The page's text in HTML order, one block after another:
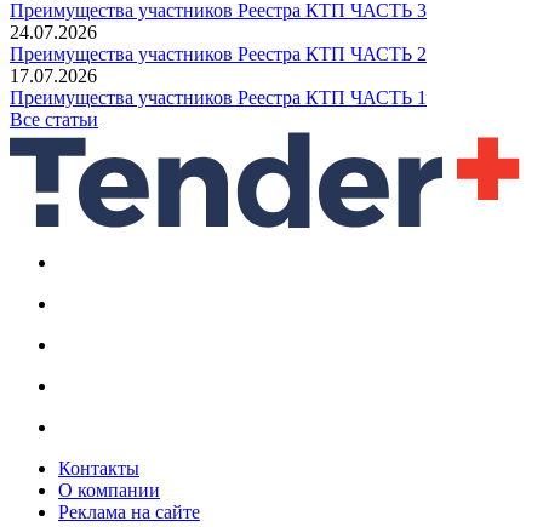
Преимущества участников Реестра КТП ЧАСТЬ 3
24.07.2026
Преимущества участников Реестра КТП ЧАСТЬ 2
17.07.2026
Преимущества участников Реестра КТП ЧАСТЬ 1
Все статьи
Контакты
О компании
Реклама на сайте